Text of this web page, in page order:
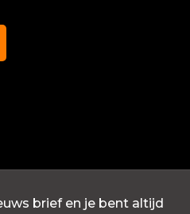
brief en je bent altijd